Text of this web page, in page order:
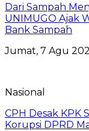
Dari Sampah
UNIMUGO Ajak
Bank Sampah
Jumat, 7 Agu
Nasional
CPH Desak KPK
Korupsi DPRD